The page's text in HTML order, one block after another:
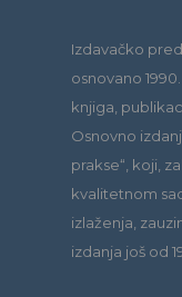
Izdavačko
osnovano
knjiga,
Osnovno
prakse“, koji,
kvalitetnom
izlaženja,
izdanja još od